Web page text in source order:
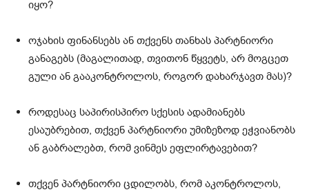
იყო?
ოჯახის ფინანსებს ან თქვენს თანხას პარტნიორი
განაგებს (მაგალითად, თვითონ წყვეტს, არ მოგცეთ
გული ან გააკონტროლოს, როგორ დახარჯავთ მას)?
როდესაც საპირისპირო სქესის ადამიანებს
ესაუბრებით, თქვენ პარტნიორი უმიზეზოდ ეჭვიანობს
ან გაბრალებთ, რომ ვინმეს ეფლირტავებით?
თქვენ პარტნიორი ცდილობს, რომ აკონტროლოს,